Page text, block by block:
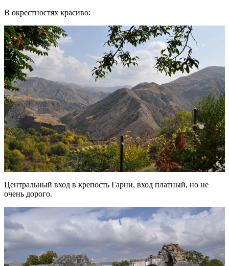
В окрестностях красиво:
Центральный вход в крепость Гарни, вход платный, но не
очень дорого.